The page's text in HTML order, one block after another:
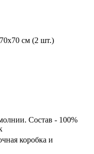
см (2 шт.)
Состав - 100%
коробка и